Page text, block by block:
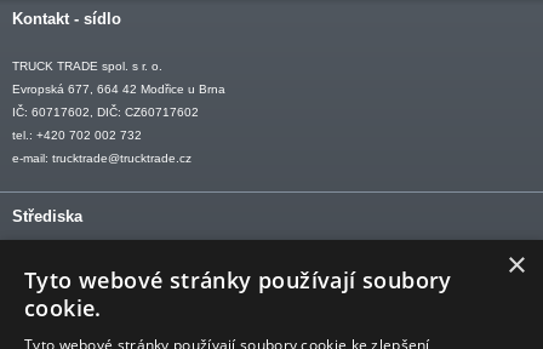
Kontakt - sídlo
TRUCK TRADE spol. s r. o.
Evropská 677, 664 42 Modřice u Brna
IČ: 60717602, DIČ: CZ60717602
tel.: +420 702 002 732
e-mail: trucktrade@trucktrade.cz
Střediska
OSTRAVA tel: +420 602 547 882
OTROKOVICE tel: +420 577 110 921-2
×
Tyto webové stránky používají soubory
cookie.
Tyto webové stránky používají soubory cookie ke zlepšení